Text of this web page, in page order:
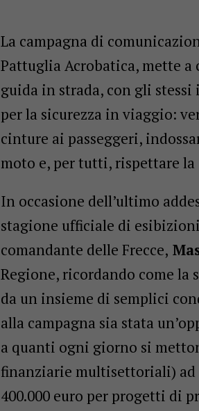
La campagna di
Pattuglia Acrobatica, mette
guida in strada, con gli
per la sicurezza in viaggio:
cinture ai passeggeri,
moto e, per tutti, rispettare la
In occasione dell’ultimo
stagione ufficiale di
comandante delle Frecce,
Regione, ricordando come la
da un insieme di semplici
alla campagna sia stata
a quanti ogni giorno si
finanziarie multisettoriali) ad
400.000 euro per progetti di